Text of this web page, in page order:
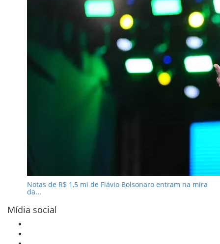
Notas de R$ 1,5 mi de Flávio Bolsonaro entram na mira
da...
Mídia social